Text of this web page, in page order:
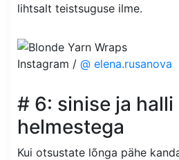
lihtsalt teistsuguse ilme.
Instagram / @ elena.rusanova
# 6: sinise ja
helmestega
Kui otsustate lõnga pähe